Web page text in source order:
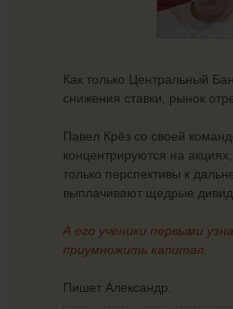
Как только Центральный
снижения ставки, рынок
Павел Крёз со своей
концентрируются на
только перспективы к
выплачивают щедрые
А его ученики первыми
приумножить капитал.
Пишет Александр: